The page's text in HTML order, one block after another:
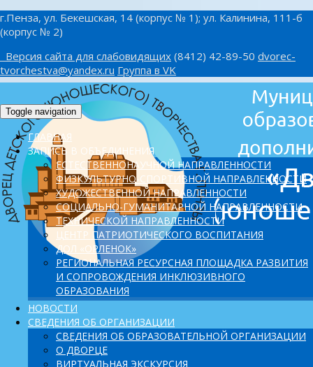
г.Пенза, ул. Бекешская, 14 (корпус № 1); ул. Калинина, 111-б
(корпус № 2)
Версия сайта для слабовидящих (8412) 42-89-50 dvorec-
tvorchestva@yandex.ru Группа в VK
Toggle navigation
ГЛАВНАЯ
ЗАПИСЬ В ОБЪЕДИНЕНИЯ
ЕСТЕСТВЕННОНАУЧНОЙ НАПРАВЛЕННОСТИ
ФИЗКУЛЬТУРНО-СПОРТИВНОЙ НАПРАВЛЕННОСТИ
ХУДОЖЕСТВЕННОЙ НАПРАВЛЕННОСТИ
СОЦИАЛЬНО-ГУМАНИТАРНОЙ НАПРАВЛЕННОСТИ
ТЕХНИЧЕСКОЙ НАПРАВЛЕННОСТИ
ЦЕНТР ПАТРИОТИЧЕСКОГО ВОСПИТАНИЯ
ДОЛ «ОРЛЕНОК»
PЕГИОНАЛЬНАЯ РЕСУРСНАЯ ПЛОЩАДКА РАЗВИТИЯ
И СОПРОВОЖДЕНИЯ ИНКЛЮЗИВНОГО
ОБРАЗОВАНИЯ
НОВОСТИ
СВЕДЕНИЯ ОБ ОРГАНИЗАЦИИ
СВЕДЕНИЯ ОБ ОБРАЗОВАТЕЛЬНОЙ ОРГАНИЗАЦИИ
О ДВОРЦЕ
ВИРТУАЛЬНАЯ ЭКСКУРСИЯ